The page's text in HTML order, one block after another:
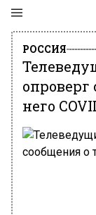
РОССИЯ
опроверг
него